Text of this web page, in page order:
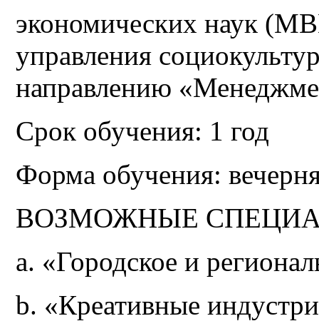
экономических наук
управления
направлению
Срок обучения: 1 год
Форма обучения:
ВОЗМОЖНЫЕ
a. «Городское и
b. «Креативные